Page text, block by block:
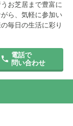
お芝居まで豊富に
ら、気軽に参加い
毎日の生活に彩り
電話で
問い合わせ